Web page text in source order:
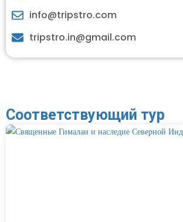
info@tripstro.com
tripstro.in@gmail.com
Соответствующий тур